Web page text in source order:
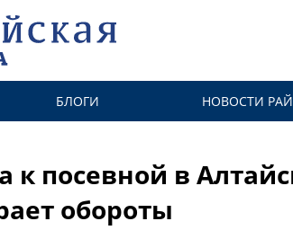
БЛОГИ НОВОСТИ
к посевной в
обороты